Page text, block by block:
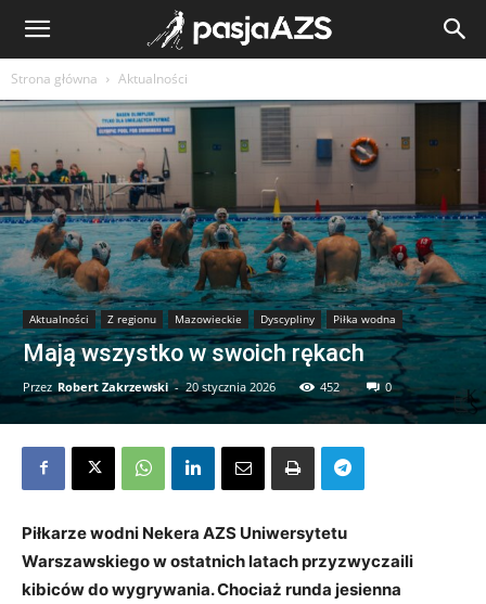
Strona główna Aktualności
Aktualności Z regionu Mazowieckie Dyscypliny Piłka wodna
Mają wszystko w swoich rękach
Przez Robert Zakrzewski - 20 stycznia 2026 452 0
Piłkarze wodni Nekera AZS Uniwersytetu
Warszawskiego w ostatnich latach przyzwyczaili
kibiców do wygrywania. Chociaż runda jesienna